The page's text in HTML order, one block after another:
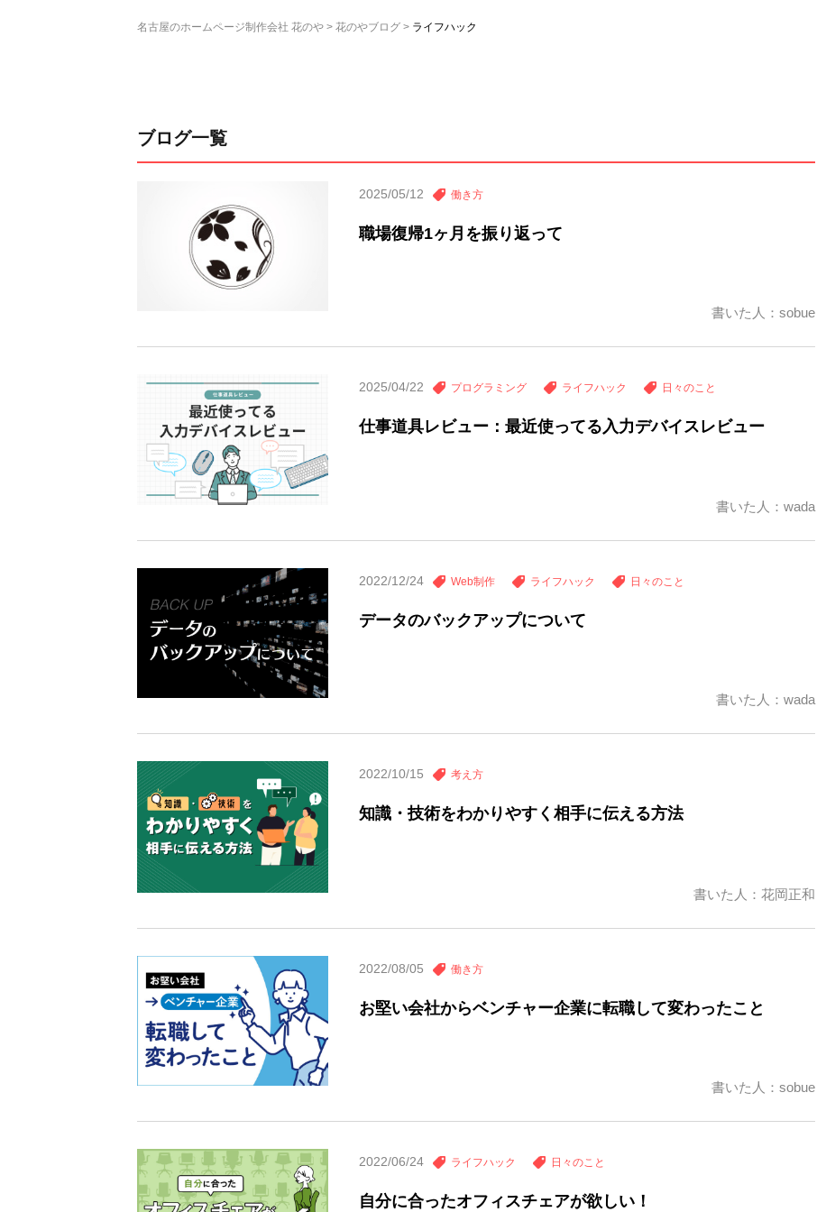
名古屋のホームページ制作会社 花のや 花のやブログ ライフハック
ブログ一覧
2025/05/12 働き方
職場復帰1ヶ月を振り返って
書いた人：sobue
2025/04/22 プログラミング ライフハック 日々のこと
仕事道具レビュー：最近使ってる入力デバイスレビュー
書いた人：wada
2022/12/24 Web制作 ライフハック 日々のこと
データのバックアップについて
書いた人：wada
2022/10/15 考え方
知識・技術をわかりやすく相手に伝える方法
書いた人：花岡正和
2022/08/05 働き方
お堅い会社からベンチャー企業に転職して変わったこと
書いた人：sobue
2022/06/24 ライフハック 日々のこと
自分に合ったオフィスチェアが欲しい！